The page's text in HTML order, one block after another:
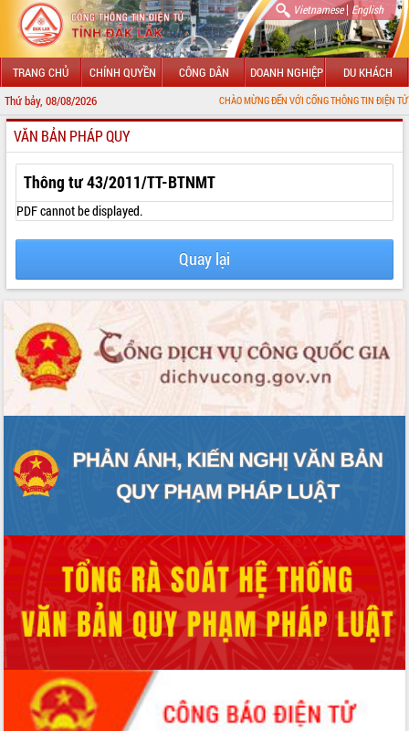
Vietnamese| English
TRANG CHỦ CHÍNH QUYỀN CÔNG DÂN DOANH NGHIỆP DU KHÁCH
Thứ bảy, 08/08/2026 CHÀO MỪNG ĐẾN VỚI CỔNG THÔNG TIN ĐIỆN TỬ TỈNH ĐẮK
GIỚI THIỆU
TIN TỨC SỰ KIỆN
UBND CÁC XÃ, PHƯỜNG
THÔNG TIN CHỈ ĐẠO ĐIỀU HÀNH
HỆ THỐNG VĂN BẢN
VĂN BẢN HĐND TỈNH
QUY HOẠCH - KẾ HOẠCH
VĂN BẢN PHÁP QUY
Thông tư 43/2011/TT-BTNMT
PDF cannot be displayed.
Quay lại